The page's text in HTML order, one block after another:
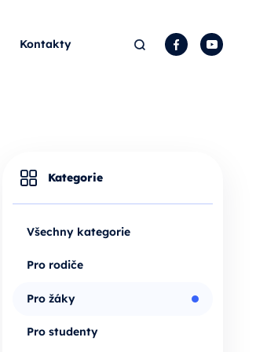
Kontakty Hledat Facebook
Kategorie
Všechny kategorie
Pro rodiče
Pro žáky
Pro studenty